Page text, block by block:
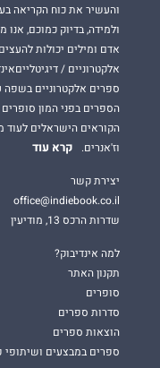
והעשיר את כוח הקריאה
ולמידה, בדיוק כמוכם,
אדם ומילים יכולות
אלקטרוניים /
ספרים אלקטרוניים
הספרים בפני המון
הקוראים הישראלים
וז'אנרים.
קרא עוד
יצירת קשר
office@indiebook.co.il
שדרות הרכס 13, מודיעין
למה אינדיבוק?
תקנון האתר
סופרים
סדרות ספרים
הוצאות ספרים
ספרים במבצעים ושיתופי